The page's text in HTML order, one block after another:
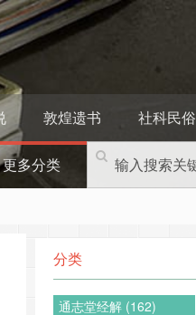
敦煌遗书 社科民俗
更多分类
分类
通志堂经解 (162)